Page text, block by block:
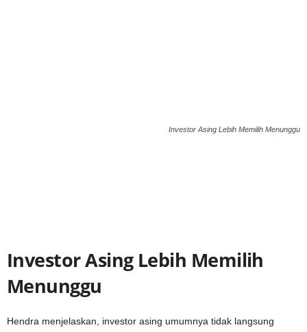
Investor Asing Lebih Memilih Menunggu
Investor Asing Lebih Memilih
Menunggu
Hendra menjelaskan, investor asing umumnya tidak langsung